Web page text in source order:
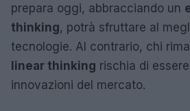
prepara oggi, abbracciando un
thinking, potrà sfruttare al
tecnologie. Al contrario, chi
linear thinking rischia di
innovazioni del mercato.